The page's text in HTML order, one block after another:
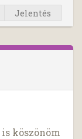
Jelentés
köszönöm